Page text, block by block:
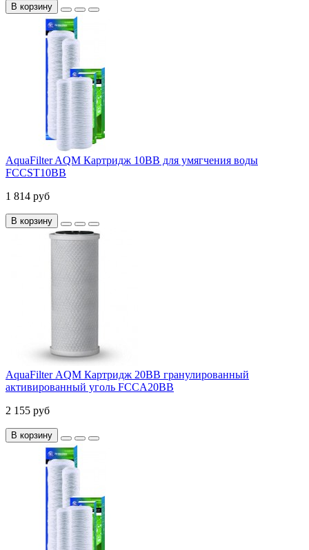
В корзину
AquaFilter AQM Картридж 10BB для умягчения воды
FCCST10BB
1 814 руб
В корзину
AquaFilter АQM Картридж 20ВВ гранулированный
активированный уголь FCCA20ВВ
2 155 руб
В корзину